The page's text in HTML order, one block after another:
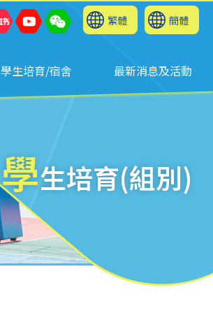
繁體 簡體
學生培育/宿舍 最新消息及活動
學生培育(組別)